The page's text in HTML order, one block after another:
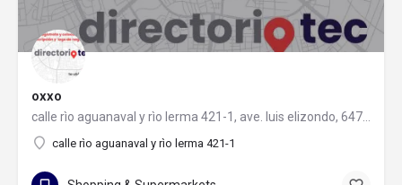
oxxo
calle rìo aguanaval y rìo lerma 421-1